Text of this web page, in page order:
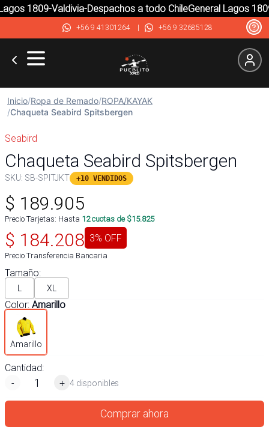
1809-Valdivia-Despachos a todo ChileGeneral Lagos
+56 9 41301264| +56 9 32685128
Inicio/Ropa de Remado/ROPA/KAYAK
/Chaqueta Seabird Spitsbergen
Seabird
Chaqueta Seabird Spitsbergen
SKU: SB-SPITJKT +10 VENDIDOS
$ 189.905
Precio Tarjetas: Hasta 12cuotas de $15.825
$ 184.208 3% OFF
Precio Transferencia Bancaria
Tamaño:
L XL
Color: Amarillo
Amarillo
Cantidad:
-
+ 4 disponibles
Comprar ahora